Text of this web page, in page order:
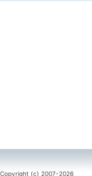
Copyright (c) 2007-2026